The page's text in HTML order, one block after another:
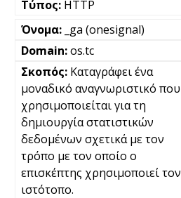
HTTP
_ga (onesignal)
os.tc
Καταγράφει ένα
μοναδικό αναγνωριστικό που
χρησιμοποιείται για τη
δημιουργία στατιστικών
δεδομένων σχετικά με τον
τρόπο με τον οποίο ο
επισκέπτης χρησιμοποιεί τον
ιστότοπο.